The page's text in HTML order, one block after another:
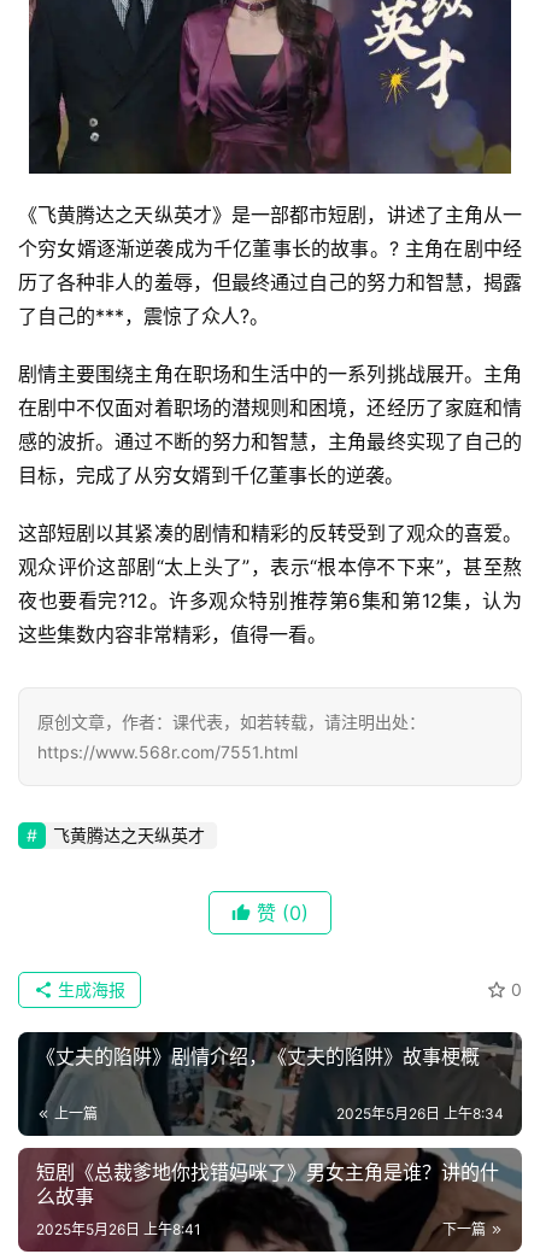
首
页
📖
墨
热
速
递
🌱
登录 注册
《飞黄腾达之天纵英才》是一部都市短剧，讲述了主角从一
个穷女婿逐渐逆袭成为千亿董事长的故事。? 主角在剧中经
历了各种非人的羞辱，但最终通过自己的努力和智慧，揭露
了自己的***，震惊了众人?。
剧情主要围绕主角在职场和生活中的一系列挑战展开。主角
在剧中不仅面对着职场的潜规则和困境，还经历了家庭和情
感的波折。通过不断的努力和智慧，主角最终实现了自己的
目标，完成了从穷女婿到千亿董事长的逆袭。
这部短剧以其紧凑的剧情和精彩的反转受到了观众的喜爱。
观众评价这部剧“太上头了”，表示“根本停不下来”，甚至熬
夜也要看完?12。许多观众特别推荐第6集和第12集，认为
这些集数内容非常精彩，值得一看。
原创文章，作者：课代表，如若转载，请注明出处：
https://www.568r.com/7551.html
飞黄腾达之天纵英才
赞 (0)
0
生成海报
《丈夫的陷阱》剧情介绍，《丈夫的陷阱》故事梗概
上一篇 2025年5月26日 上午8:34
短剧《总裁爹地你找错妈咪了》男女主角是谁？讲的什
么故事
下一篇
2025年5月26日 上午8:41